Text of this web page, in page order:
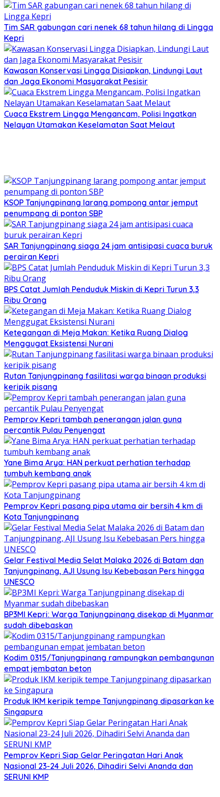
Tim SAR gabungan cari nenek 68 tahun hilang di Lingga
Kepri
Kawasan Konservasi Lingga Disiapkan, Lindungi Laut
dan Jaga Ekonomi Masyarakat Pesisir
Cuaca Ekstrem Lingga Mengancam, Polisi Ingatkan
Nelayan Utamakan Keselamatan Saat Melaut
KSOP Tanjungpinang larang pompong antar jemput
penumpang di ponton SBP
SAR Tanjungpinang siaga 24 jam antisipasi cuaca buruk
perairan Kepri
BPS Catat Jumlah Penduduk Miskin di Kepri Turun 3,3
Ribu Orang
Ketegangan di Meja Makan: Ketika Ruang Dialog
Menggugat Eksistensi Nurani
Rutan Tanjungpinang fasilitasi warga binaan produksi
keripik pisang
Pemprov Kepri tambah penerangan jalan guna
percantik Pulau Penyengat
Yane Bima Arya: HAN perkuat perhatian terhadap
tumbuh kembang anak
Pemprov Kepri pasang pipa utama air bersih 4 km di
Kota Tanjungpinang
Gelar Festival Media Selat Malaka 2026 di Batam dan
Tanjungpinang, AJI Usung Isu Kebebasan Pers hingga
UNESCO
BP3MI Kepri: Warga Tanjungpinang disekap di Myanmar
sudah dibebaskan
Kodim 0315/Tanjungpinang rampungkan pembangunan
empat jembatan beton
Produk IKM keripik tempe Tanjungpinang dipasarkan ke
Singapura
Pemprov Kepri Siap Gelar Peringatan Hari Anak
Nasional 23-24 Juli 2026, Dihadiri Selvi Ananda dan
SERUNI KMP